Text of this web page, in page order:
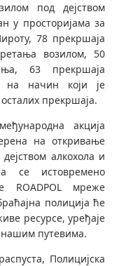
под дејством
у просторијама за
78 прекршаја
возилом, 50
63 прекршаја
на начин који је
прекршаја.
акција
на откривање
алкохола и
се истовремено
мреже
полиција ће
ресурсе, уређаје
путевима.
Полицијска